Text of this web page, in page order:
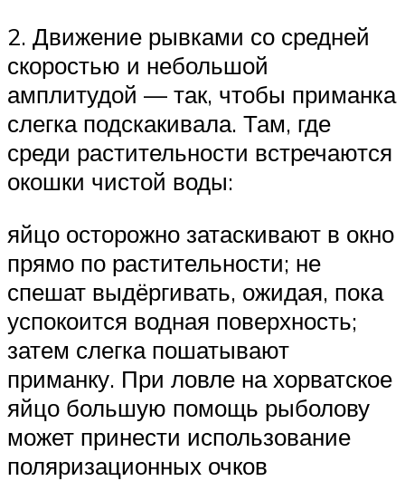
2. Движение рывками со средней
скоростью и небольшой
амплитудой — так, чтобы приманка
слегка подскакивала. Там, где
среди растительности встречаются
окошки чистой воды:
яйцо осторожно затаскивают в окно
прямо по растительности; не
спешат выдёргивать, ожидая, пока
успокоится водная поверхность;
затем слегка пошатывают
приманку. При ловле на хорватское
яйцо большую помощь рыболову
может принести использование
поляризационных очков